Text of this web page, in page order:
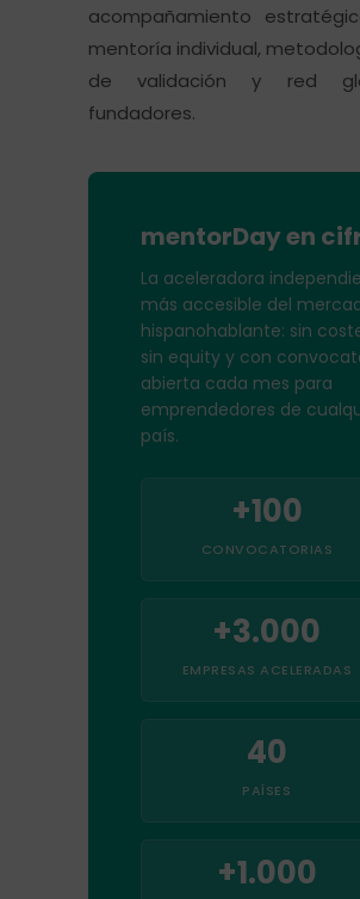
acompañamiento
mentoría individual,
de validación y red
fundadores.
mentorDay en
La aceleradora
más accesible del
hispanohablante: sin
sin equity y con
abierta cada mes para
emprendedores de
país.
+100
CONVOCATORIAS
+3.000
EMPRESAS ACELERADAS
40
PAÍSES
+1.000